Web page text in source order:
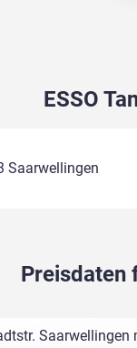
ESSO
Saarwellingen
Preisdaten